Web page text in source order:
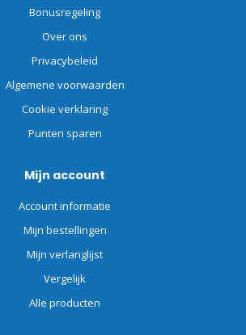
Bonusregeling
Over ons
Privacybeleid
Algemene voorwaarden
Cookie verklaring
Punten sparen
Mijn account
Account informatie
Mijn bestellingen
Mijn verlanglijst
Vergelijk
Alle producten